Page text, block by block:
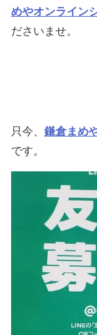
めやオンライン
ださいませ。
只今、 鎌倉まめ
です。